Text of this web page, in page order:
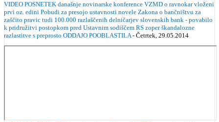
VIDEO POSNETEK današnje novinarske konference VZMD o ravnokar vloženi
prvi oz. edini Pobudi za presojo ustavnosti novele Zakona o bančništvu za
zaščito pravic tudi 100.000 razlaščenih delničarjev slovenskih bank - povabilo
k pridružitvi postopkom pred Ustavnim sodiščem RS zoper škandalozne
razlastitve s preprosto ODDAJO POOBLASTILA- Četrtek, 29.05.2014